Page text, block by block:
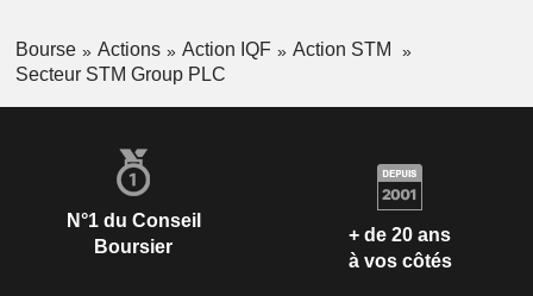
Bourse Actions Action IQF
Action STM
Secteur STM Group PLC
N°1 du Conseil
Boursier
+ de 20 ans
à vos côtés